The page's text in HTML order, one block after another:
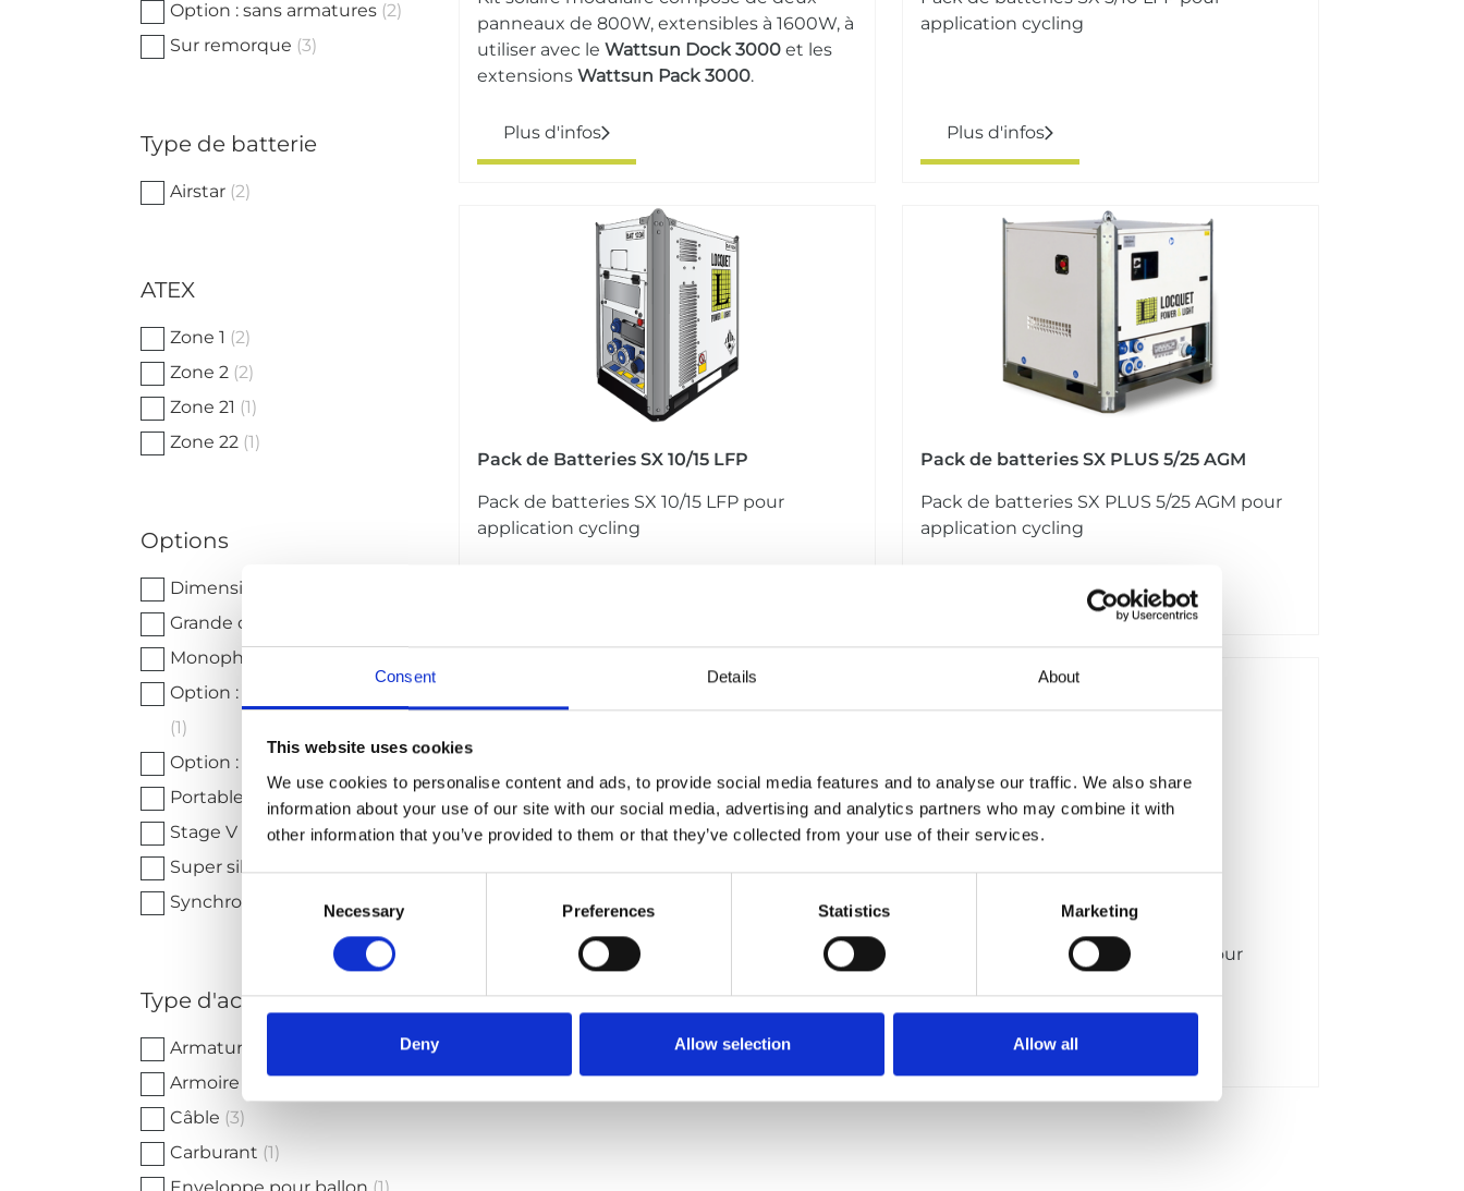
Consent Details About
This website uses cookies
We use cookies to personalise content and ads, to provide social media features and to analyse our traffic. We also share
information about your use of our site with our social media, advertising and analytics partners who may combine it with
other information that you’ve provided to them or that they’ve collected from your use of their services.
Selection
Necessary Preferences Statistics Marketing
Deny Allow selection Allow all
Option : sans armatures (2)
Sur remorque (3)
Type de batterie
Airstar (2)
ATEX
Zone 1 (2)
Zone 2 (2)
Zone 21 (1)
Zone 22 (1)
Options
Dimensions compactes
Grande cuve interne
Monophasé
Option : avec extension mât
(1)
Option : sur remorque
Portable
(2)
Stage V
Super silencieux(7)
Synchronisable
(6)
Type d'accessoire
Armature
Armoire de distribution(7)
Câble (3)
Carburant (1)
panneaux de 800W, extensibles à 1600W, à
utiliser avec le Wattsun Dock 3000et les
extensions Wattsun Pack 3000.
Plus d'infos
application cycling
Plus d'infos
Pack de Batteries SX 10/15 LFP
Pack de batteries SX 10/15 LFP pour
application cycling
Pack de batteries SX PLUS 5/25 AGM
Pack de batteries SX PLUS 5/25 AGM pour
application cycling
Pack de batteries MX 15/40 LFP
Pack de batteries MX 15/40 LFP pour
Pack de batteries MX 30/60 LFP
Pack de batteries MX 30/60 LFP pour
Plus d'infos